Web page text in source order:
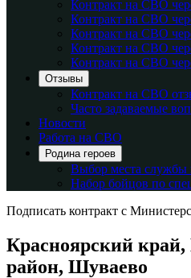
Контракт на СВО
Контракт на СВО
Контракт на СВО
Контракт на СВО
Контракт на СВО
Отзывы
Контракт на СВО
Часто задаваемые
Новости
Работа на СВО
Родина героев
Выбор места службы
Набор бойцов по
Подписать контракт с
Красноярский
район, Шуваево